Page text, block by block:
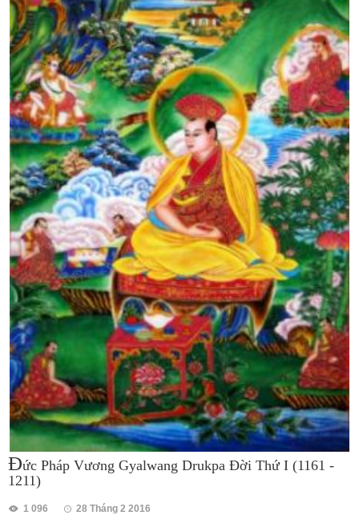
Đức Pháp Vương Gyalwang Drukpa Đời Thứ I (1161 -
1211)
1 096 28 Tháng 2 2016